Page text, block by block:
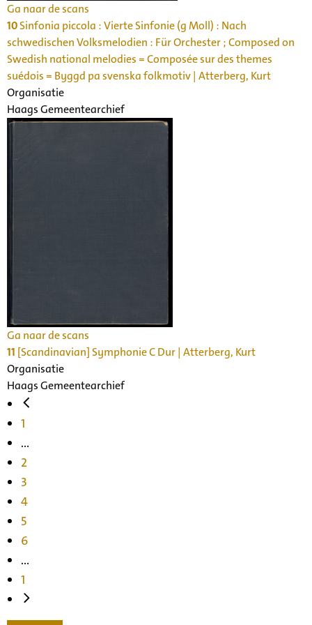
Ga naar de scans
10Sinfonia piccola : Vierte Sinfonie (g Moll) : Nach
schwedischen Volksmelodien : Für Orchester ; Composed on
Swedish national melodies = Composée sur des themes
suédois = Byggd pa svenska folkmotiv | Atterberg, Kurt
Organisatie
Haags Gemeentearchief
Ga naar de scans
11 [Scandinavian] Symphonie C Dur | Atterberg, Kurt
Organisatie
Haags Gemeentearchief
1
...
2
3
4
5
6
...
1